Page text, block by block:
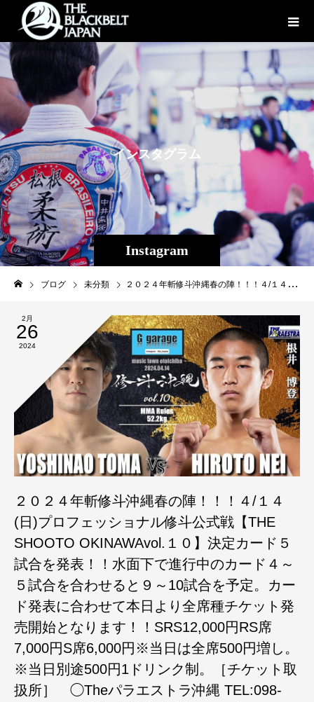
Instagram
インスタグラ ム
ブログ 未分類 ２０２４年斬修斗沖縄春の陣！！！４/１４(日)プロフェッショナル修斗公式戦【THE SHOOTO OKINAWAvol.１０】決定カード５試合を発表！！水面下で進行中のカード４～５試合を合わせると９～10試合を予定。カード発表に合わせて本日より全席種チケット発売開始となります！！SRS12,000円RS席7,000円S席6,000円※当日は全席500円増し。※当日別途500円1ドリンク制。［チケット取扱所］ ◯Theパラエストラ沖縄 TEL:098-851-4739 住所：那覇市与儀2-21-1Please everyone check check it out THE SHOOTO OKINAWA！Don't miss it！！！［大会名］プロフェッショナル修斗公式戦沖縄大会 【THE SHOOTO OKINAWA vol.10】［日時］2024年4月14日（日）［開場］14:00［開始］15:00［会場］ミュージックタウン音市場（沖縄市上地1-1-1)［主催］Theパラエストラ沖縄［認定］インターナショナル修斗コミッション［協力］一般社団法人日本修斗協会/ＥＶＥＲＧＲＯＵＮＤ/Studio Shine/ＪＭＯＣ/ＧＦＣ[特別メイン協賛]沖縄で車販売車両販売承ります！（那覇市古波蔵2-4-8-1）Instagram→→→https://www.instagram.com/like_impala/【G-garage】[特別協賛] 株式会社ファッションキャンディー/カフェエフシド/沖縄広告株式会社/Deshign.SP41/Privatesalon CrossLine/SUIPARA＃道頓堀ワッフル/京都市役所前法律事務所/カルペディエム沖縄［チケット発売日］2/26(月) SRS12,000円RS席7,000円/S席6,000円※当日は全席500円増し。※当日別途500円1ドリンク制。［チケット取扱所］ ◯Theパラエストラ沖縄 TEL:098-851-4739 住所：那覇市与儀2-21-1［お問合わせ］Theパラエストラ沖縄 TEL:098-851-4739[公式ＳＮＳ]THE SHOOTO OKINAWA 公式BlogTHE SHOOTO OKINAWA 公式instagramTHE SHOOTO OKINAWA 公式FACEBOOKTHE SHOOTO OKINAWA 公式TWITTER【新たな決定カード】第１回から今大会１０回まで全てのTHE SHOOTO OKINAWAで試合をしている皆勤賞、Mr.斬修斗沖縄こと、現修斗世界ストロー級４位当真佳直に、アマチュア修斗20戦20勝、プロ修斗3勝1分、2023年修斗新人王、若干１７歳現役高校生SUPER ROOKIE根井博登が挑戦状！！◆ストロー級（-５２．２ｋｇ） ５分３Ｒ当真 佳直（沖縄那覇/CROSS×LINE/同級世界ランキング４位）ＶＳ根井博登（千葉/パラエストラ千葉/２０２３年ストロー級新人王）カリスマ佐藤ルミナの愛弟子であり、フェザー級絶対王者SUSUKEへのチャンピオンシップ挑戦経験もある内藤太尊VS西のネクストモンスター宇藤彰貴の中央で組まれてもおかしくない、超刺激的なカードが沖縄で実現！！◆フェザー級（-６５．８ｋｇ）５分３Ｒ内藤太尊（神奈川/ROOTS）ＶＳ宇藤彰貴（兵庫/総合格闘技ゴンズジム）２０２３年度新人王獲得！沖縄修斗超期待の重量級・西條英成が下町パラエストラ小岩のハードパンチャーアイエティ・ケビンを迎え撃つ！◆ウェルター級（-７７．１ｋｇ）５分２Ｒ西條英成（沖縄那覇/Theパラエストラ沖縄那覇/２０２３年ウェルター級新人王）ＶＳアイエティ・ケビン（パラエストラ綾瀬）※デビュー戦レフリーでお馴染みの小生隆弘（グランドスラムAPP）が昨年くも膜下嚢胞が自然消滅しているのが発覚、40歳にして約1６年以上ぶりにアマチュア修斗に参戦し結果を残しプロデビューを果たす！新人王１回戦の対戦相手は中国・四国選手権の２大会覇者・広島の松本ごだい！◆２０２４年度新人王トーナメント フライ級（-５６．７ｋｇ）５分２Ｒ松本 ごだい（広島/BURST）ＶＳ小生隆弘（沖縄名護/グランドスラムAPP）先月初の東京進出で黒部和沙に苦汁を舐めたコザのスピードスター大田ノヒロが時を待たずして出場を直訴、対戦相手は今回で２回目の修斗沖縄参戦となる広島の高橋佑太！◆ストロー級（-５２．２ｋｇ）５分２Ｒ大田ノヒロ（沖縄国頭/Theパラエストラ沖縄コザ）ＶＳ高橋佑太（広島/BURST）※他、出場予定畠山 隆称（沖縄南城/Theパラエストラ沖縄那覇/同級世界ランキング７位）南風原吉良斗（沖縄那覇/Theパラエストラ沖縄那覇）大城 匡史（沖縄糸満/Theパラエストラ沖縄那覇）知名 昴海（沖縄宜野湾/キックボクシングDROP）#shooto414 #修斗 #shooto #THESHOOTOOKINAWA #EVERGROUND #斬修斗沖縄 #沖縄 #那覇 #コザ #MMA #総合格闘技
2月
26
2024
２０２４年斬修斗沖縄春の陣！！！４/１４
(日)プロフェッショナル修斗公式戦【THE
SHOOTO OKINAWAvol.１０】決定カード５
試合を発表！！水面下で進行中のカード４～
５試合を合わせると９～10試合を予定。カー
ド発表に合わせて本日より全席種チケット発
売開始となります！！SRS12,000円RS席
7,000円S席6,000円※当日は全席500円増し。
※当日別途500円1ドリンク制。［チケット取
扱所］ ◯Theパラエストラ沖縄 TEL:098-